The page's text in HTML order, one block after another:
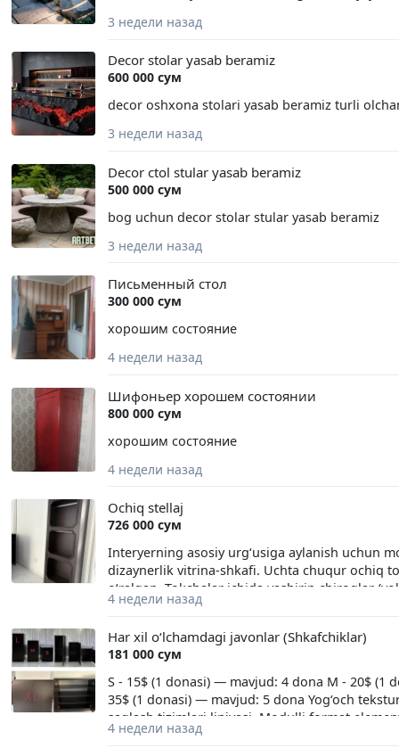
3 недели назад
Decor stolar yasab beramiz
600 000 сум
decor oshxona stolari yasab beramiz turli
3 недели назад
Decor ctol stular yasab beramiz
500 000 сум
bog uchun decor stolar stular yasab beramiz
3 недели назад
Письменный стол
300 000 сум
хорошим состояние
4 недели назад
Шифоньер хорошем состоянии
800 000 сум
хорошим состояние
4 недели назад
Ochiq stellaj
726 000 сум
Interyerning asosiy urg‘usiga aylanish uchun
dizaynerlik vitrina-shkafi. Uchta chuqur ochiq
o‘ralgan. Tokchalar ichida yashirin chiroqlar
stellajni premium darajadagi kosmetika,
4 недели назад
Har xil o‘lchamdagi javonlar (Shkafchiklar)
181 000 сум
S - 15$ (1 donasi) — mavjud: 4 dona M - 20$ (1
35$ (1 donasi) — mavjud: 5 dona Yog‘och
saqlash tizimlari liniyasi. Modulli format
konfiguratsiyani yaratish imkonini beradi.
4 недели назад